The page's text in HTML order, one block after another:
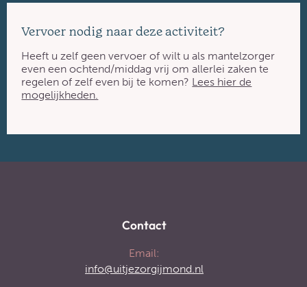
Vervoer nodig naar deze activiteit?
Heeft u zelf geen vervoer of wilt u als mantelzorger
even een ochtend/middag vrij om allerlei zaken te
regelen of zelf even bij te komen? Lees hier de
mogelijkheden.
Contact
Email:
info@uitjezorgijmond.nl